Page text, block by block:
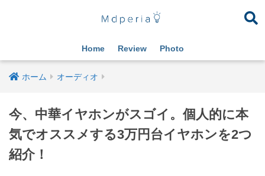
Home Review Photo
ホーム オーディオ
今、中華イヤホンがスゴイ。個人的に本
気でオススメする3万円台イヤホンを2つ
紹介！